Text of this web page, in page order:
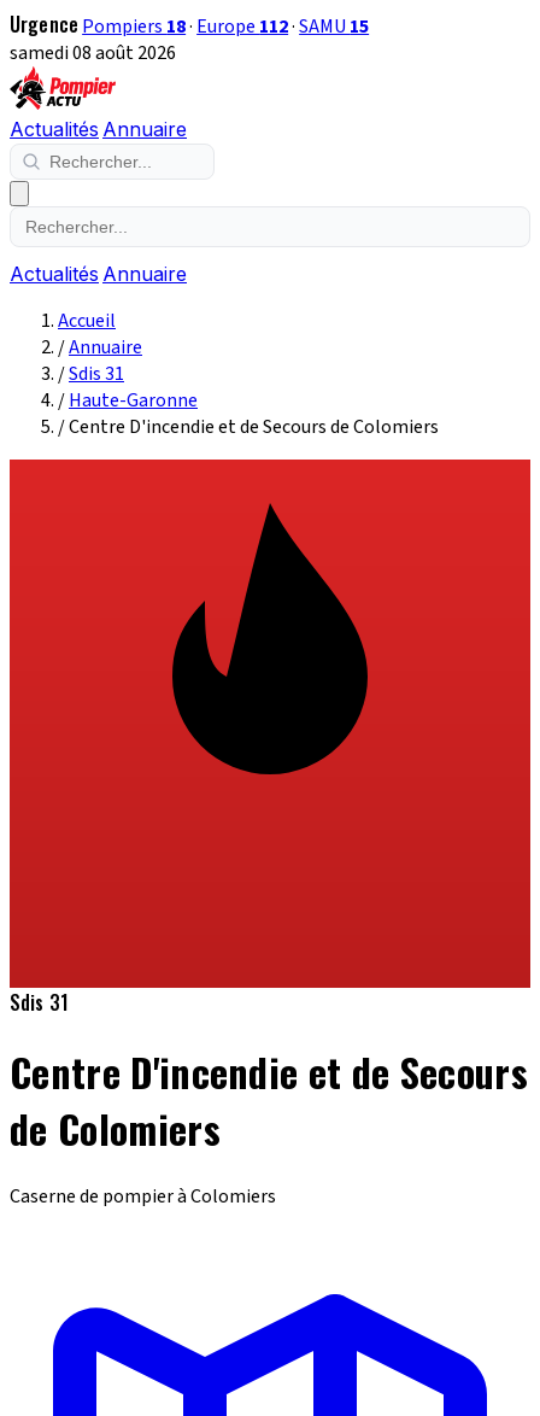
Urgence Pompiers 18· Europe 112·SAMU 15
samedi 08 août 2026
Actualités Annuaire
Actualités Annuaire
Accueil
/Annuaire
/Sdis 31
/Haute-Garonne
/Centre D'incendie et de Secours de Colomiers
Sdis 31
Centre D'incendie et de Secours
de Colomiers
Caserne de pompier à Colomiers